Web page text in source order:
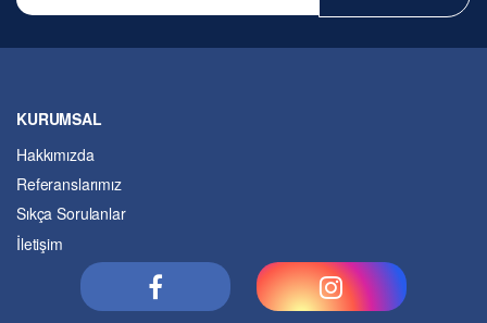
KURUMSAL
Hakkımızda
Referanslarımız
Sıkça Sorulanlar
İletişim